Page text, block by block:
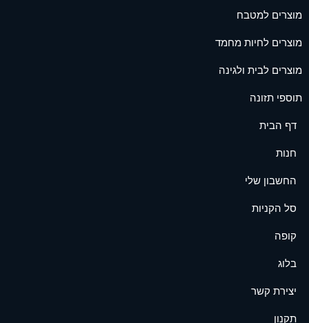
מוצרים למטבח
מוצרים לחיות מחמד
מוצרים לבית ולגינה
תוספי תזונה
דף הבית
חנות
החשבון שלי
סל הקניות
קופה
בלוג
יצירת קשר
תקנון